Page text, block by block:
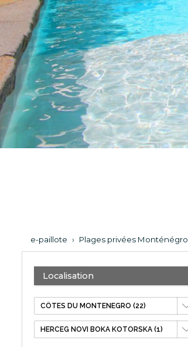
e-paillote › Plages privées Monténégro
Localisation